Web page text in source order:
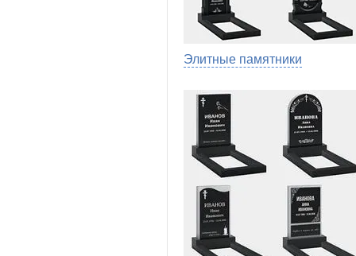
Элитные памятники